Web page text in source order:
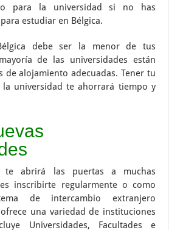
para la universidad si no has
estudiar en Bélgica.
debe ser la menor de tus
de las universidades están
de alojamiento adecuadas. Tener tu
universidad te ahorrará tiempo y
te abrirá las puertas a muchas
inscribirte regularmente o como
de intercambio extranjero
una variedad de instituciones
Universidades, Facultades e